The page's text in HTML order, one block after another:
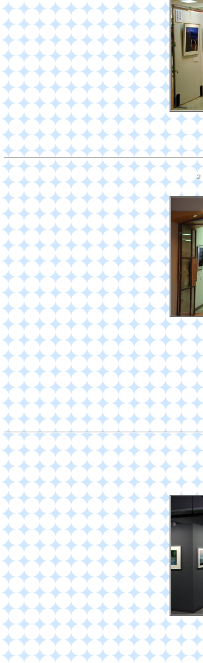
２